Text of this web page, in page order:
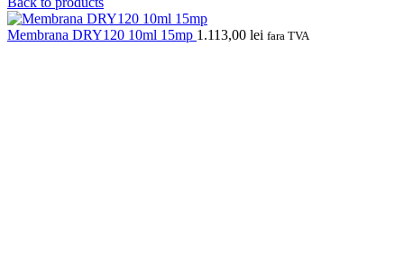
Membrana DRY120 10ml 15mp 1.113,00 lei fara TVA